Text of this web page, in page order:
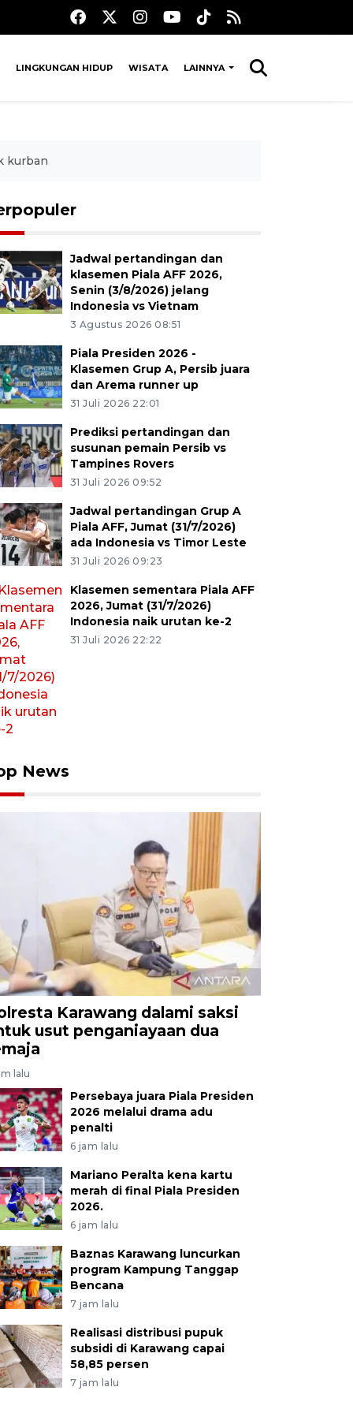
LINGKUNGAN HIDUP WISATA LAINNYA
kurban
Jadwal pertandingan dan
klasemen Piala AFF 2026,
Senin (3/8/2026) jelang
Indonesia vs Vietnam
3 Agustus 2026 08:51
Piala Presiden 2026 -
Klasemen Grup A, Persib juara
dan Arema runner up
31 Juli 2026 22:01
Prediksi pertandingan dan
susunan pemain Persib vs
Tampines Rovers
31 Juli 2026 09:52
Jadwal pertandingan Grup A
Piala AFF, Jumat (31/7/2026)
ada Indonesia vs Timor Leste
31 Juli 2026 09:23
Klasemen sementara Piala AFF
2026, Jumat (31/7/2026)
Indonesia naik urutan ke-2
31 Juli 2026 22:22
News
Karawang dalami saksi
usut penganiayaan dua
lalu
Persebaya juara Piala Presiden
2026 melalui drama adu
penalti
6 jam lalu
Mariano Peralta kena kartu
merah di final Piala Presiden
2026.
6 jam lalu
Baznas Karawang luncurkan
program Kampung Tanggap
Bencana
7 jam lalu
Realisasi distribusi pupuk
subsidi di Karawang capai
58,85 persen
7 jam lalu